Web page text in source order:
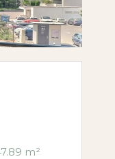
Appartement 3 pièce(s) 2 chambre(s) 47.89 m²